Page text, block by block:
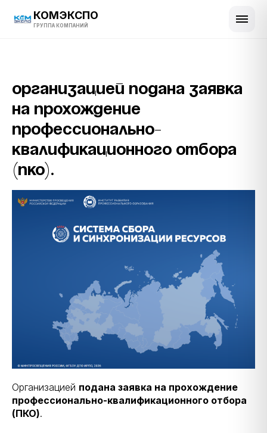
КОМЭКСПО
ГРУППА КОМПАНИЙ
Организацией подана заявка
на прохождение
профессионально-
квалификационного отбора
(ПКО).
Организацией подана заявка на прохождение
профессионально-квалификационного отбора
(ПКО).